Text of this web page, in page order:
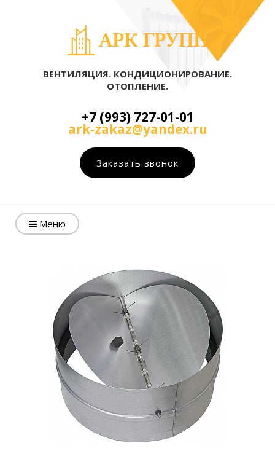
ВЕНТИЛЯЦИЯ. КОНДИЦИОНИРОВАНИЕ.
ОТОПЛЕНИЕ.
+7 (993) 727-01-01
ark-zakaz@yandex.ru
Заказать звонок
Меню